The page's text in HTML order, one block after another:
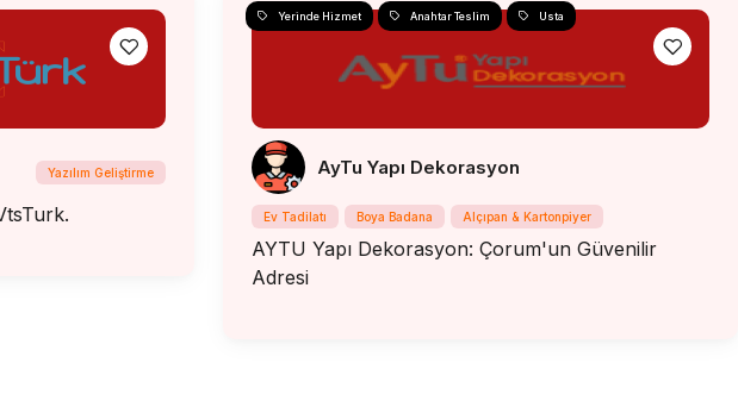
Yazılım Geliştirme
Yerinde Hizmet Anahtar Teslim Usta
AyTu Yapı Dekorasyon
Ev Tadilatı Boya Badana Alçıpan & Kartonpiyer
AYTU Yapı Dekorasyon: Çorum'un Güvenilir
Adresi